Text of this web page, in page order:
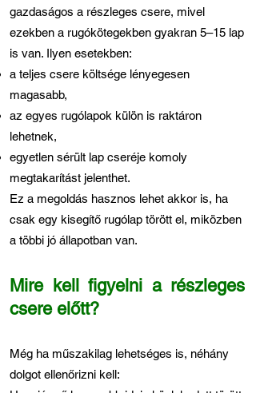
gazdaságos a részleges csere, mivel
ezekben a rugókötegekben gyakran 5–15 lap
is van. Ilyen esetekben:
a teljes csere költsége lényegesen
magasabb,
az egyes rugólapok külön is raktáron
lehetnek,
egyetlen sérült lap cseréje komoly
megtakarítást jelenthet.
Ez a megoldás hasznos lehet akkor is, ha
csak egy kisegítő rugólap törött el, miközben
a többi jó állapotban van.
Mire kell figyelni a részleges
csere előtt?
Még ha műszakilag lehetséges is, néhány
dolgot ellenőrizni kell: